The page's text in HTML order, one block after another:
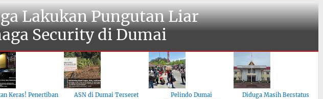
Lakukan Pungutan Liar
Security di Dumai
Keras! Penertiban
ASN di Dumai Terseret
Pelindo Dumai
Diduga Masih Berstatus